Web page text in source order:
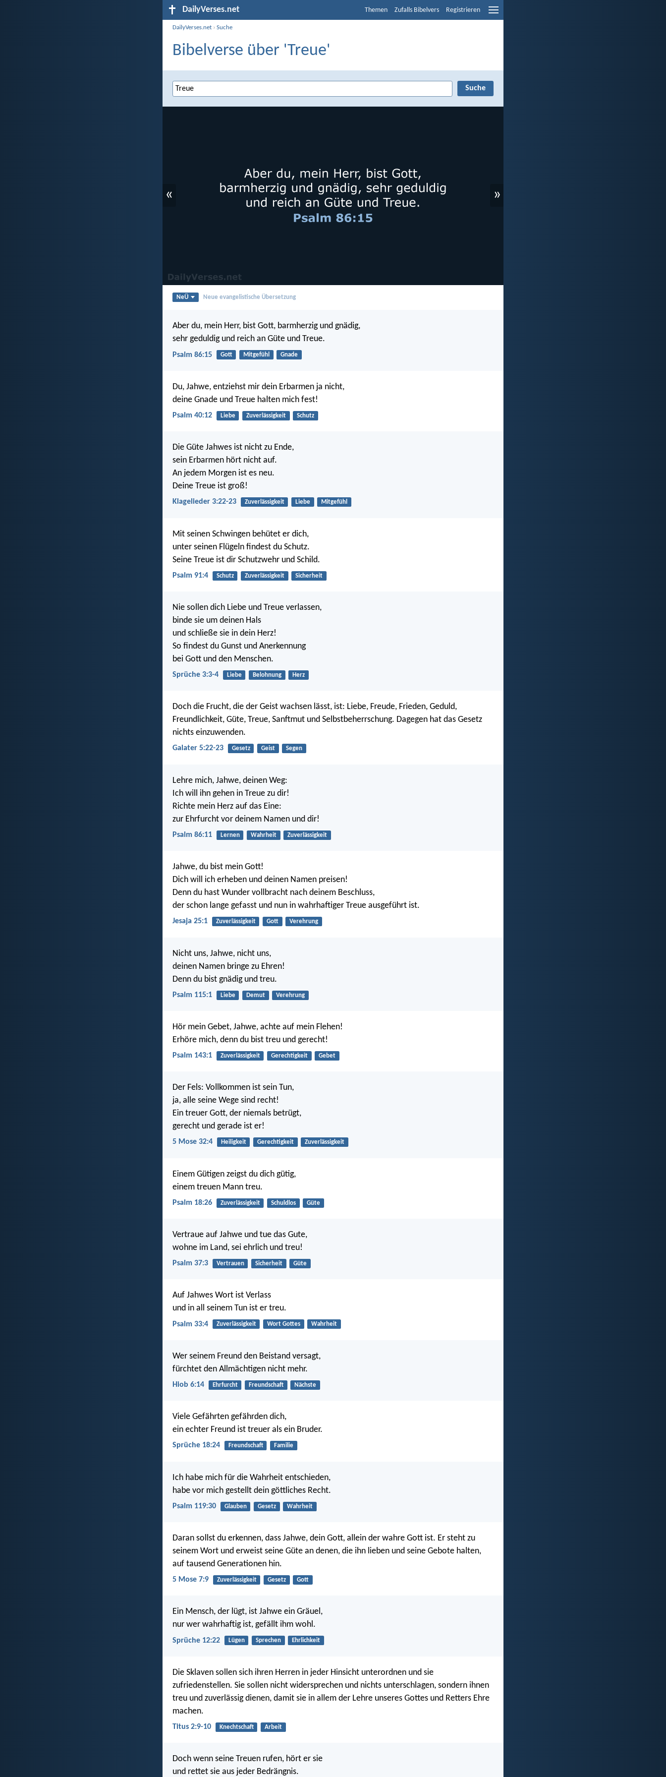
DailyVerses.net Themen Zufalls Bibelvers Registrieren
DailyVerses.net ›Suche
Bibelverse über 'Treue'
« »
NeÜ Neue evangelistische Übersetzung
Aber du, mein Herr, bist Gott, barmherzig und gnädig,
sehr geduldig und reich an Güte und Treue.
Psalm 86:15 Gott Mitgefühl Gnade
Du, Jahwe, entziehst mir dein Erbarmen ja nicht,
deine Gnade und Treue halten mich fest!
Psalm 40:12 Liebe Zuverlässigkeit Schutz
Die Güte Jahwes ist nicht zu Ende,
sein Erbarmen hört nicht auf.
An jedem Morgen ist es neu.
Deine Treue ist groß!
Klagelieder 3:22-23 Zuverlässigkeit Liebe Mitgefühl
Mit seinen Schwingen behütet er dich,
unter seinen Flügeln findest du Schutz.
Seine Treue ist dir Schutzwehr und Schild.
Psalm 91:4 Schutz Zuverlässigkeit Sicherheit
Nie sollen dich Liebe und Treue verlassen,
binde sie um deinen Hals
und schließe sie in dein Herz!
So findest du Gunst und Anerkennung
bei Gott und den Menschen.
Sprüche 3:3-4 Liebe Belohnung Herz
Doch die Frucht, die der Geist wachsen lässt, ist: Liebe, Freude, Frieden, Geduld,
Freundlichkeit, Güte, Treue, Sanftmut und Selbstbeherrschung. Dagegen hat das Gesetz
nichts einzuwenden.
Galater 5:22-23 Gesetz Geist Segen
Lehre mich, Jahwe, deinen Weg:
Ich will ihn gehen in Treue zu dir!
Richte mein Herz auf das Eine:
zur Ehrfurcht vor deinem Namen und dir!
Psalm 86:11 Lernen Wahrheit Zuverlässigkeit
Jahwe, du bist mein Gott!
Dich will ich erheben und deinen Namen preisen!
Denn du hast Wunder vollbracht nach deinem Beschluss,
der schon lange gefasst und nun in wahrhaftiger Treue ausgeführt ist.
Jesaja 25:1 Zuverlässigkeit Gott Verehrung
Nicht uns, Jahwe, nicht uns,
deinen Namen bringe zu Ehren!
Denn du bist gnädig und treu.
Psalm 115:1 Liebe Demut Verehrung
Hör mein Gebet, Jahwe, achte auf mein Flehen!
Erhöre mich, denn du bist treu und gerecht!
Psalm 143:1 Zuverlässigkeit Gerechtigkeit Gebet
Der Fels: Vollkommen ist sein Tun,
ja, alle seine Wege sind recht!
Ein treuer Gott, der niemals betrügt,
gerecht und gerade ist er!
5 Mose 32:4 Heiligkeit Gerechtigkeit Zuverlässigkeit
Einem Gütigen zeigst du dich gütig,
einem treuen Mann treu.
Psalm 18:26 Zuverlässigkeit Schuldlos Güte
Vertraue auf Jahwe und tue das Gute,
wohne im Land, sei ehrlich und treu!
Psalm 37:3 Vertrauen Sicherheit Güte
Auf Jahwes Wort ist Verlass
und in all seinem Tun ist er treu.
Psalm 33:4 Zuverlässigkeit Wort Gottes Wahrheit
Wer seinem Freund den Beistand versagt,
fürchtet den Allmächtigen nicht mehr.
Hiob 6:14 Ehrfurcht Freundschaft Nächste
Viele Gefährten gefährden dich,
ein echter Freund ist treuer als ein Bruder.
Sprüche 18:24 Freundschaft Familie
Ich habe mich für die Wahrheit entschieden,
habe vor mich gestellt dein göttliches Recht.
Psalm 119:30 Glauben Gesetz Wahrheit
Daran sollst du erkennen, dass Jahwe, dein Gott, allein der wahre Gott ist. Er steht zu
seinem Wort und erweist seine Güte an denen, die ihn lieben und seine Gebote halten,
auf tausend Generationen hin.
5 Mose 7:9 Zuverlässigkeit Gesetz Gott
Ein Mensch, der lügt, ist Jahwe ein Gräuel,
nur wer wahrhaftig ist, gefällt ihm wohl.
Sprüche 12:22 Lügen Sprechen Ehrlichkeit
Die Sklaven sollen sich ihren Herren in jeder Hinsicht unterordnen und sie
zufriedenstellen. Sie sollen nicht widersprechen und nichts unterschlagen, sondern ihnen
treu und zuverlässig dienen, damit sie in allem der Lehre unseres Gottes und Retters Ehre
machen.
Titus 2:9-10 Knechtschaft Arbeit
Doch wenn seine Treuen rufen, hört er sie
und rettet sie aus jeder Bedrängnis.